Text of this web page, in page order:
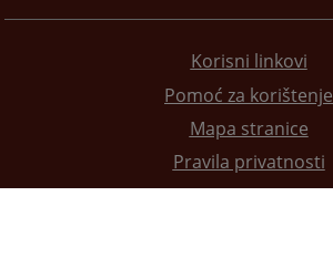
Korisni linkovi
Pomoć za korištenje
Mapa stranice
Pravila privatnosti